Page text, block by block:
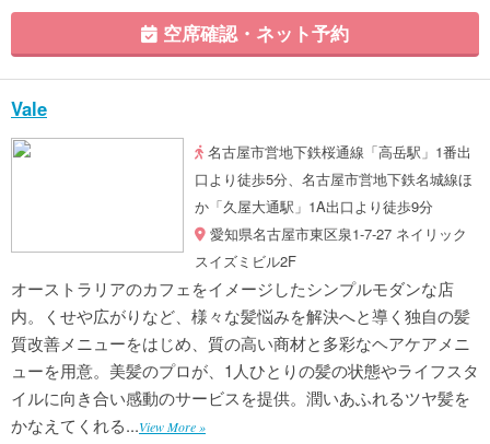
空席確認・ネット予約
Vale
名古屋市営地下鉄桜通線「高岳駅」1番出
口より徒歩5分、名古屋市営地下鉄名城線ほ
か「久屋大通駅」1A出口より徒歩9分
愛知県名古屋市東区泉1-7-27 ネイリック
スイズミビル2F
オーストラリアのカフェをイメージしたシンプルモダンな店
内。くせや広がりなど、様々な髪悩みを解決へと導く独自の髪
質改善メニューをはじめ、質の高い商材と多彩なヘアケアメニ
ューを用意。美髪のプロが、1人ひとりの髪の状態やライフスタ
イルに向き合い感動のサービスを提供。潤いあふれるツヤ髪を
かなえてくれる...View More »